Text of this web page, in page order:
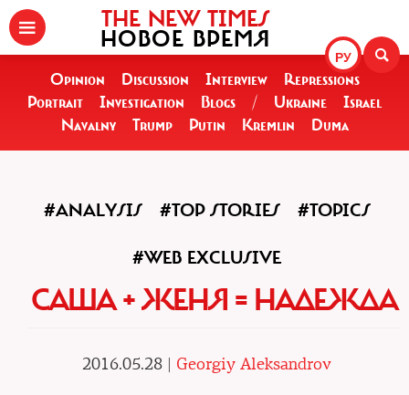
РУ
THE NEW TIMES
НОВОЕ ВРЕМЯ
Opinion Discussion Interview
Repressions
Portrait
Investigation Blogs / Ukraine
Israel
Navalny
Trump Putin Kremlin Duma
#ANALYSIS #TOP STORIES #TOPICS
#WEB EXCLUSIVE
САША + ЖЕНЯ = НАДЕЖДА
2016.05.28 | Georgiy Aleksandrov